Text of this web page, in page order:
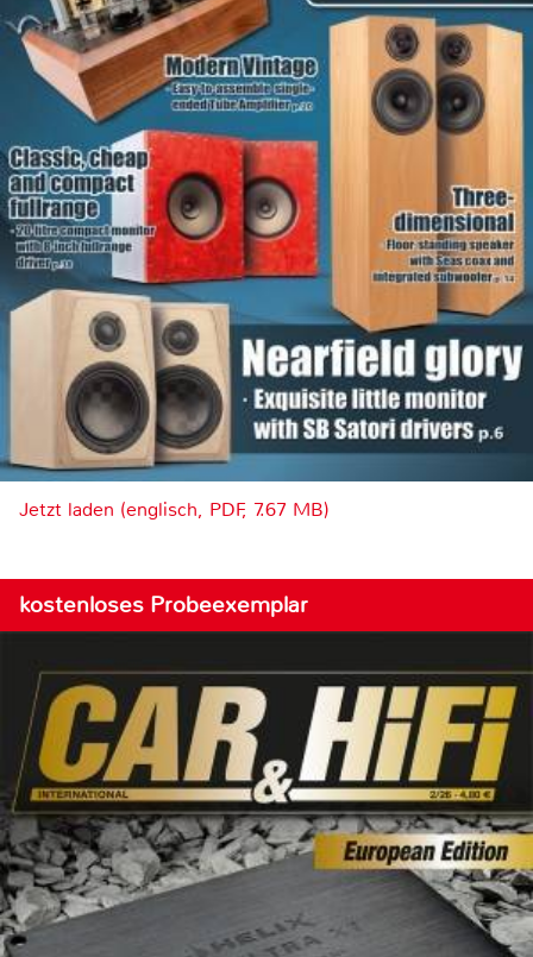
Jetzt laden (englisch, PDF, 7.67 MB)
kostenloses Probeexemplar